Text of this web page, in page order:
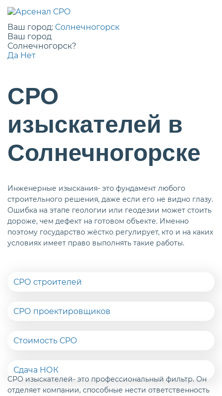
Ваш город: Солнечногорск
Ваш город
Солнечногорск?
Да Нет
СРО
изыскателей в
Солнечногорске
Инженерные изыскания- это фундамент любого
строительного решения, даже если его не видно глазу.
Ошибка на этапе геологии или геодезии может стоить
дороже, чем дефект на готовом объекте. Именно
поэтому государство жёстко регулирует, кто и на каких
условиях имеет право выполнять такие работы.
СРО строителей
СРО проектировщиков
Стоимость СРО
Сдача НОК
СРО изыскателей- это профессиональный фильтр. Он
отделяет компании, способные нести ответственность